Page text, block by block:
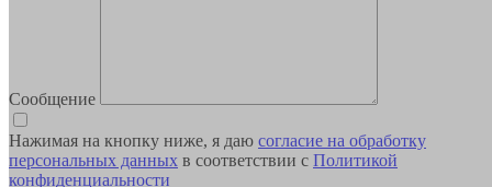
Сообщение
Нажимая на кнопку ниже, я даю согласие на обработку
персональных данных в соответствии с Политикой
конфиденциальности